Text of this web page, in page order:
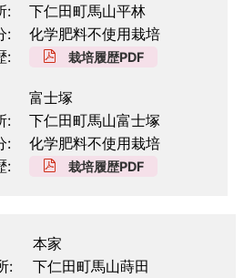
下仁田町馬山平林
化学肥料不使用栽培
栽培履歴PDF
富士塚
下仁田町馬山富士塚
化学肥料不使用栽培
栽培履歴PDF
本家
下仁田町馬山蒔田